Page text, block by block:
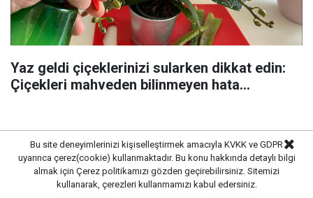
Yaz geldi çiçeklerinizi sularken dikkat edin:
Çiçekleri mahveden bilinmeyen hata...
Bu site deneyimlerinizi kişiselleştirmek amacıyla KVKK ve GDPR
uyarınca çerez(cookie) kullanmaktadır. Bu konu hakkında detaylı bilgi
almak için Çerez politikamızı gözden geçirebilirsiniz. Sitemizi
kullanarak, çerezleri kullanmamızı kabul edersiniz.